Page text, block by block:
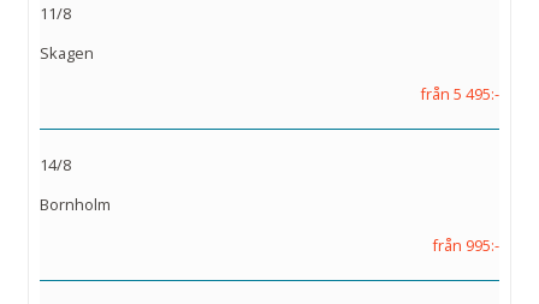
11/8
Skagen
från 5 495:-
14/8
Bornholm
från 995:-